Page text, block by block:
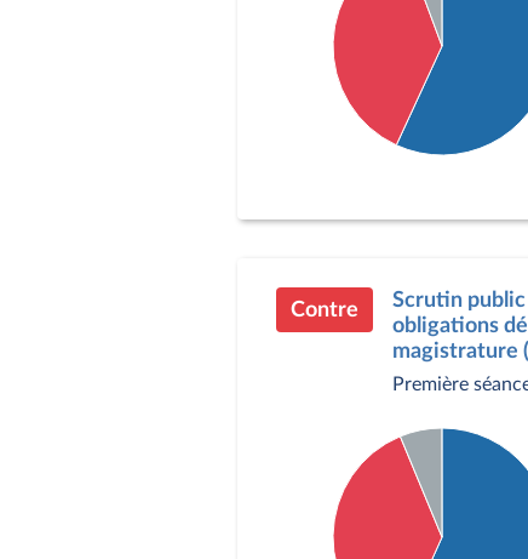
Contre : 198 députés
Contre
Scrutin
obligations
magistrature
Première